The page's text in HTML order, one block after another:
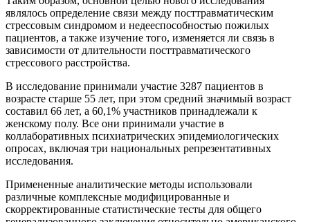
являлось определение связи между посттравматическим
стрессовым синдромом и недееспособностью пожилых
пациентов, а также изучение того, изменяется ли связь в
зависимости от длительности посттравматического
стрессового расстройства.
В исследование принимали участие 3287 пациентов в
возрасте старше 55 лет, при этом средний значимый возраст
составил 66 лет, а 60,1% участников принадлежали к
женскому полу. Все они принимали участие в
коллаборативных психиатрических эпидемиологических
опросах, включая три национальных репрезентативных
исследования.
Примененные аналитические методы использовали
различные комплексные модифицированные и
скорректированные статистические тесты для общего